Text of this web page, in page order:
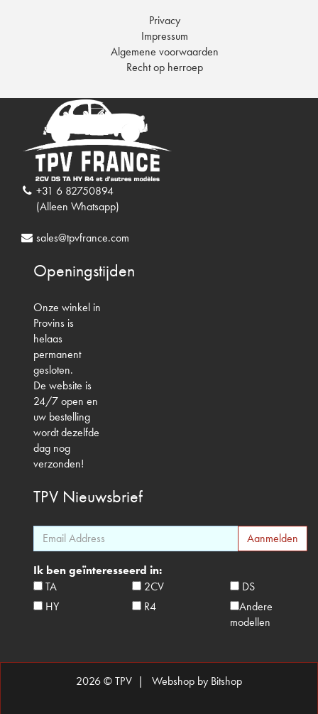
Privacy
Impressum
Algemene voorwaarden
Recht op herroep
+31 6 82750894
(Alleen Whatsapp)
sales@tpvfrance.com
Openingstijden
Onze winkel in
Provins is
helaas
permanent
gesloten.
De website is
24/7 open en
uw bestelling
wordt dezelfde
dag nog
verzonden!
TPV Nieuwsbrief
Ik ben geïnteresseerd in:
TA
2CV
DS
HY
R4
Andere
modellen
2026 © TPV | Webshop by Bitshop